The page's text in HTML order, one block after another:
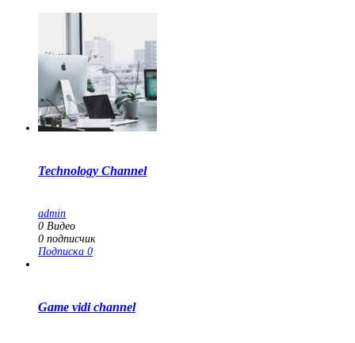
Technology Channel
admin
0 Видео
0 подписчик
Подписка 0
Game vidi channel